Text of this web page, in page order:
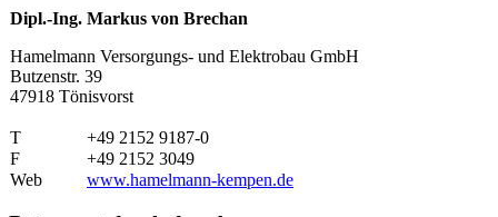
Dipl.-Ing. Markus von Brechan
Hamelmann Versorgungs- und Elektrobau GmbH
Butzenstr. 39
47918 Tönisvorst
T
+49 2152 9187-0
F
+49 2152 3049
Web
www.hamelmann-kempen.de